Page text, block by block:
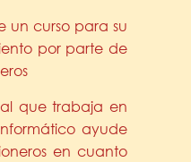
un curso para su
por parte de
que trabaja en
ayude
en cuanto